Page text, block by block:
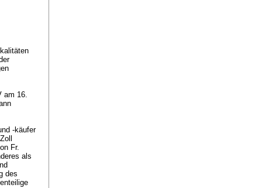
am 16.
-käufer
Fr.
als
des